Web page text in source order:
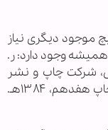
موجود دیگری نیاز
همیشه وجود دارد: ر.
شرکت چاپ و نشر
بین الملل سازمان تبلیغات اسلامی، تهران، چاپ هفدهم، ۱۳۸۴هـ.